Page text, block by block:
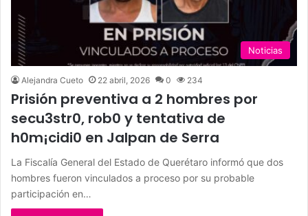
Noticias
Alejandra Cueto 22 abril, 2026 0 234
Prisión preventiva a 2 hombres por
secu3str0, rob0 y tentativa de
h0m¡cidi0 en Jalpan de Serra
La Fiscalía General del Estado de Querétaro informó que dos
hombres fueron vinculados a proceso por su probable
participación en…